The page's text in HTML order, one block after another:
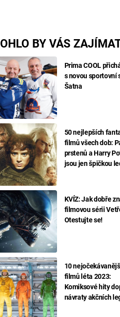
BY VÁS
Prima COOL
s novou sportovní
Šatna
50 nejlepších
filmů všech dob:
prstenů a Harry
jsou jen špičkou
KVÍZ: Jak dobře
filmovou sérii
Otestujte se!
10
filmů léta 2023:
Komiksové hity
návraty akčních